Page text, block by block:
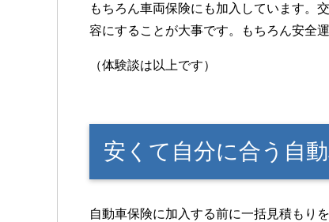
もちろん車両保険にも加入しています。
容にすることが大事です。もちろん安全運
（体験談は以上です）
安くて自分に合う自
自動車保険に加入する前に一括見積もりを